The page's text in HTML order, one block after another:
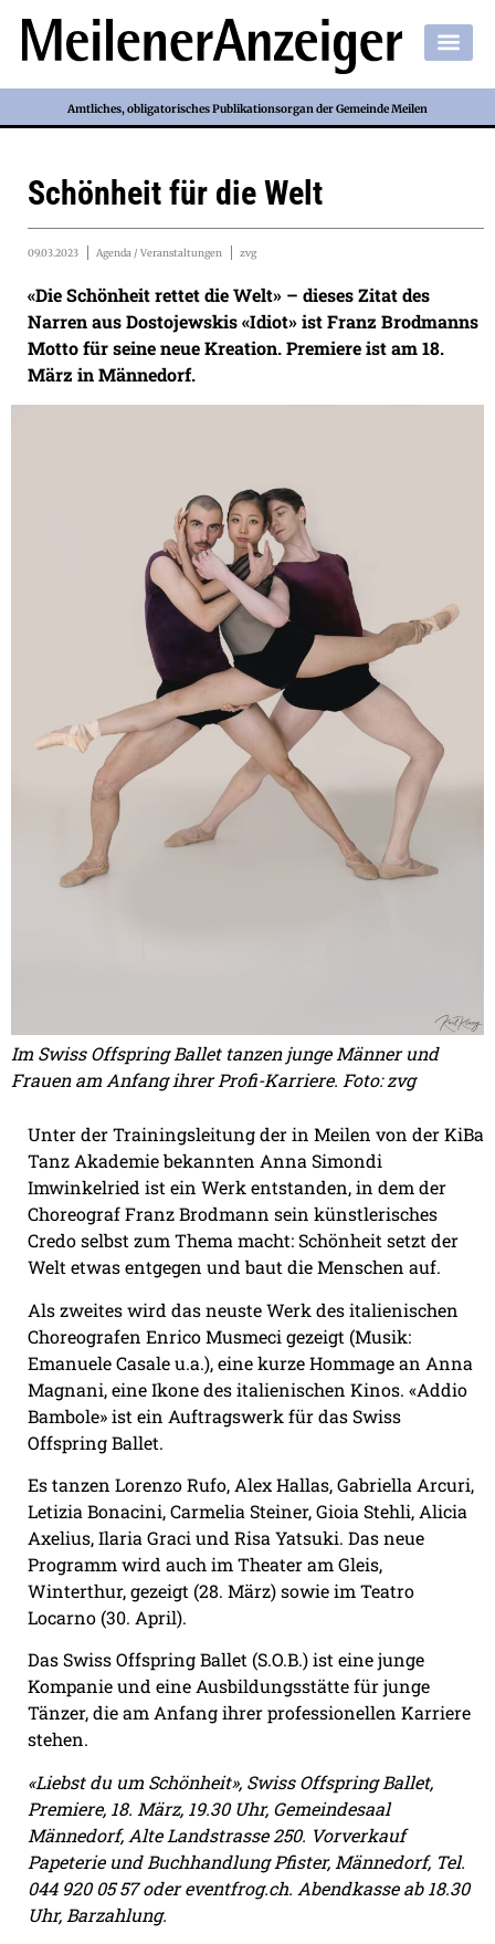
Amtliches, obligatorisches Publikationsorgan der Gemeinde Meilen
Schönheit für die Welt
09.03.2023 Agenda / Veranstaltungen zvg
«Die Schönheit rettet die Welt» – dieses Zitat des
Narren aus Dostojewskis «Idiot» ist Franz Brodmanns
Motto für seine neue Kreation. Premiere ist am 18.
März in Männedorf.
Im Swiss Offspring Ballet tanzen junge Männer und
Frauen am Anfang ihrer Profi-Karriere. Foto: zvg
Unter der Trainingsleitung der in Meilen von der KiBa
Tanz Akademie bekannten Anna Simondi
Imwinkelried ist ein Werk entstanden, in dem der
Choreograf Franz Brodmann sein künstlerisches
Credo selbst zum Thema macht: Schönheit setzt der
Welt etwas entgegen und baut die Menschen auf.
Als zweites wird das neuste Werk des italienischen
Choreografen Enrico Musmeci gezeigt (Musik:
Emanuele Casale u.a.), eine kurze Hommage an Anna
Magnani, eine Ikone des italienischen Kinos. «Addio
Bambole» ist ein Auftragswerk für das Swiss
Offspring Ballet.
Es tanzen Lorenzo Rufo, Alex Hallas, Gabriella Arcuri,
Letizia Bonacini, Carmelia Steiner, Gioia Stehli, Alicia
Axelius, Ilaria Graci und Risa Yatsuki. Das neue
Programm wird auch im Theater am Gleis,
Winterthur, gezeigt (28. März) sowie im Teatro
Locarno (30. April).
Das Swiss Offspring Ballet (S.O.B.) ist eine junge
Kompanie und eine Ausbildungsstätte für junge
Tänzer, die am Anfang ihrer professionellen Karriere
stehen.
«Liebst du um Schönheit», Swiss Offspring Ballet,
Premiere, 18. März, 19.30 Uhr, Gemeindesaal
Männedorf, Alte Landstrasse 250. Vorverkauf
Papeterie und Buchhandlung Pfister, Männedorf, Tel.
044 920 05 57 oder eventfrog.ch. Abendkasse ab 18.30
Uhr, Barzahlung.